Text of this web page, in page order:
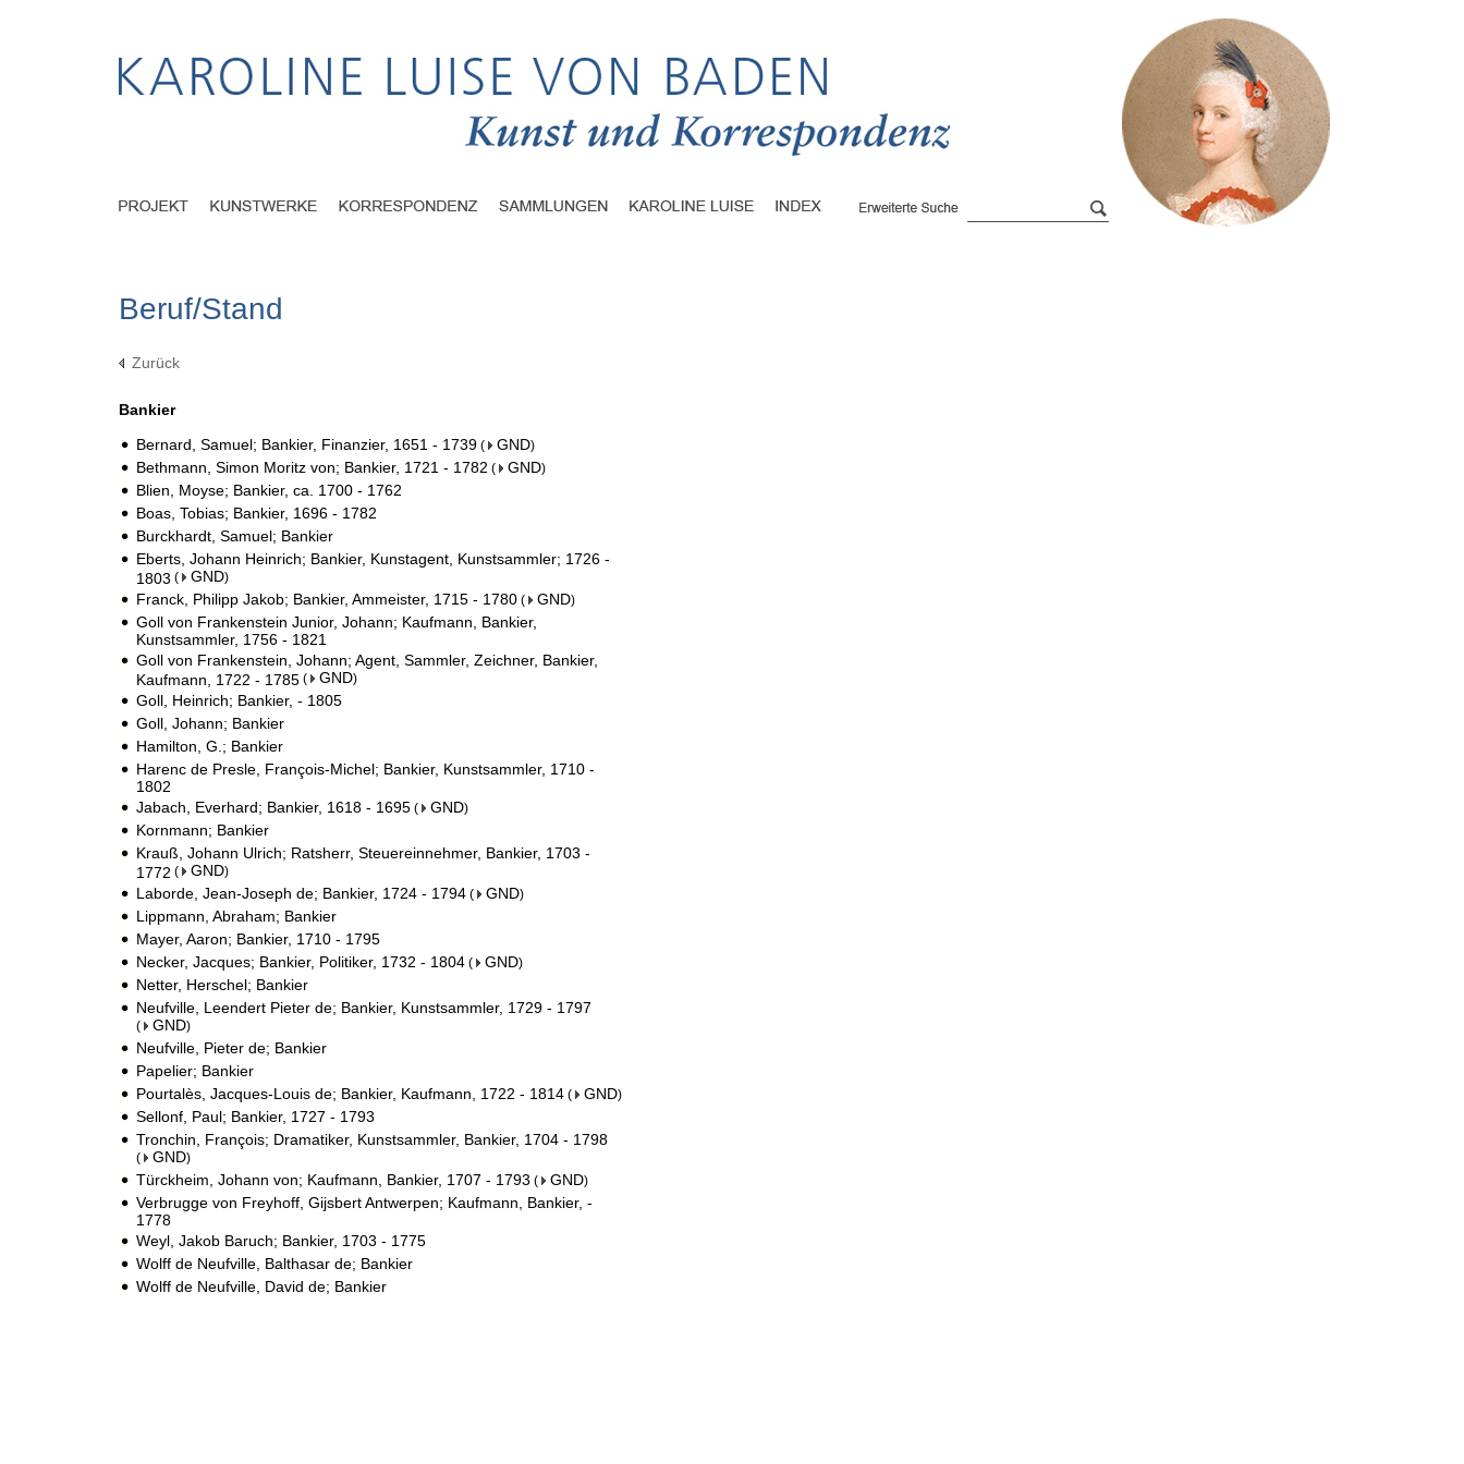
Beruf/Stand
Zurück
Bankier
Bernard, Samuel; Bankier, Finanzier, 1651 - 1739 ( GND)
Bethmann, Simon Moritz von; Bankier, 1721 - 1782 ( GND)
Blien, Moyse; Bankier, ca. 1700 - 1762
Boas, Tobias; Bankier, 1696 - 1782
Burckhardt, Samuel; Bankier
Eberts, Johann Heinrich; Bankier, Kunstagent, Kunstsammler; 1726 -
1803 ( GND)
Franck, Philipp Jakob; Bankier, Ammeister, 1715 - 1780 ( GND)
Goll von Frankenstein Junior, Johann; Kaufmann, Bankier,
Kunstsammler, 1756 - 1821
Goll von Frankenstein, Johann; Agent, Sammler, Zeichner, Bankier,
Kaufmann, 1722 - 1785 ( GND)
Goll, Heinrich; Bankier, - 1805
Goll, Johann; Bankier
Hamilton, G.; Bankier
Harenc de Presle, François-Michel; Bankier, Kunstsammler, 1710 -
1802
Jabach, Everhard; Bankier, 1618 - 1695 ( GND)
Kornmann; Bankier
Krauß, Johann Ulrich; Ratsherr, Steuereinnehmer, Bankier, 1703 -
1772 ( GND)
Laborde, Jean-Joseph de; Bankier, 1724 - 1794 ( GND)
Lippmann, Abraham; Bankier
Mayer, Aaron; Bankier, 1710 - 1795
Necker, Jacques; Bankier, Politiker, 1732 - 1804 ( GND)
Netter, Herschel; Bankier
Neufville, Leendert Pieter de; Bankier, Kunstsammler, 1729 - 1797
( GND)
Neufville, Pieter de; Bankier
Papelier; Bankier
Pourtalès, Jacques-Louis de; Bankier, Kaufmann, 1722 - 1814 ( GND)
Sellonf, Paul; Bankier, 1727 - 1793
Tronchin, François; Dramatiker, Kunstsammler, Bankier, 1704 - 1798
( GND)
Türckheim, Johann von; Kaufmann, Bankier, 1707 - 1793 ( GND)
Verbrugge von Freyhoff, Gijsbert Antwerpen; Kaufmann, Bankier, -
1778
Weyl, Jakob Baruch; Bankier, 1703 - 1775
Wolff de Neufville, Balthasar de; Bankier
Wolff de Neufville, David de; Bankier